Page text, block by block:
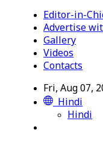
Editor-in-
Advertise
Gallery
Videos
Contacts
Fri, Aug 07,
Hindi
Hindi